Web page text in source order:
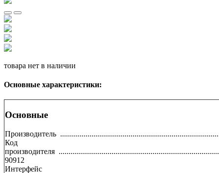
товара нет в наличии
Основные характеристики:
Основные
Производитель
Код
производителя
90912
Интерфейс